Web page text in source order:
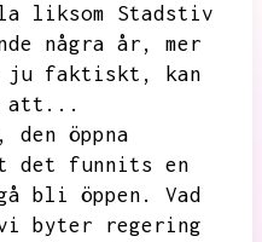
liksom Stadstiv
några år,
mer
ju faktiskt,
kan
att...
den öppna
det funnits en
bli öppen.
Vad
vi byter regering